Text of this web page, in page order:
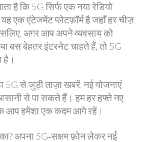
है कि 5G सिर्फ एक नया रेडियो
एक एंटेजमेंट प्लेटफ़ॉर्म है जहाँ हर चीज़
अगर आप अपने व्यवसाय को
बस बेहतर इंटरनेट चाहते हैं, तो 5G
है।
5G से जुड़ी ताज़ा खबरें, नई योजनाएं
से पा सकते हैं। हम हर हफ्ते नए
आप हमेशा एक कदम आगे रहें।
अपना 5G‑सक्षम फ़ोन लेकर नई